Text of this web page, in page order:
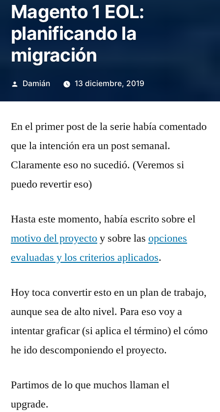
Magento 1 EOL:
planificando la
migración
Publicado
Damián 13 diciembre, 2019
En el primer post de la serie había comentado
que la intención era un post semanal.
Claramente eso no sucedió. (Veremos si
puedo revertir eso)
Hasta este momento, había escrito sobre el
motivo del proyectoy sobre las opciones
evaluadas y los criterios aplicados.
Hoy toca convertir esto en un plan de trabajo,
aunque sea de alto nivel. Para eso voy a
intentar graficar (si aplica el término) el cómo
he ido descomponiendo el proyecto.
Partimos de lo que muchos llaman el
upgrade.